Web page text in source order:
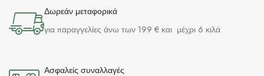
Δωρεάν μεταφορικά
για παραγγελίες άνω των 199 € και μέχρι 6 κιλά
Ασφαλείς συναλλαγές